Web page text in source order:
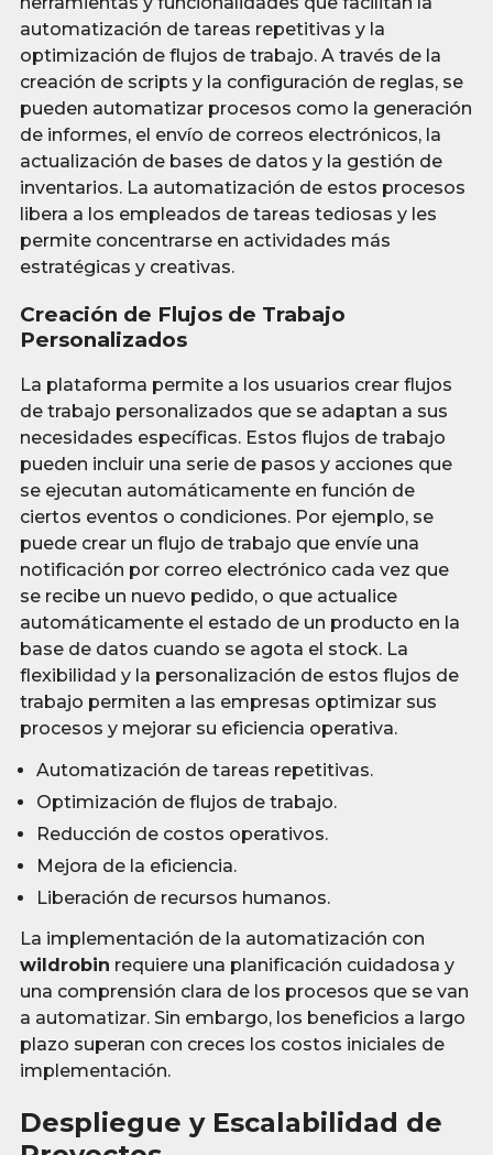
automatización de tareas repetitivas y la
optimización de flujos de trabajo. A través de la
creación de scripts y la configuración de reglas, se
pueden automatizar procesos como la generación
de informes, el envío de correos electrónicos, la
actualización de bases de datos y la gestión de
inventarios. La automatización de estos procesos
libera a los empleados de tareas tediosas y les
permite concentrarse en actividades más
estratégicas y creativas.
Creación de Flujos de Trabajo
Personalizados
La plataforma permite a los usuarios crear flujos
de trabajo personalizados que se adaptan a sus
necesidades específicas. Estos flujos de trabajo
pueden incluir una serie de pasos y acciones que
se ejecutan automáticamente en función de
ciertos eventos o condiciones. Por ejemplo, se
puede crear un flujo de trabajo que envíe una
notificación por correo electrónico cada vez que
se recibe un nuevo pedido, o que actualice
automáticamente el estado de un producto en la
base de datos cuando se agota el stock. La
flexibilidad y la personalización de estos flujos de
trabajo permiten a las empresas optimizar sus
procesos y mejorar su eficiencia operativa.
Automatización de tareas repetitivas.
Optimización de flujos de trabajo.
Reducción de costos operativos.
Mejora de la eficiencia.
Liberación de recursos humanos.
La implementación de la automatización con
wildrobin requiere una planificación cuidadosa y
una comprensión clara de los procesos que se van
a automatizar. Sin embargo, los beneficios a largo
plazo superan con creces los costos iniciales de
implementación.
Despliegue y Escalabilidad de